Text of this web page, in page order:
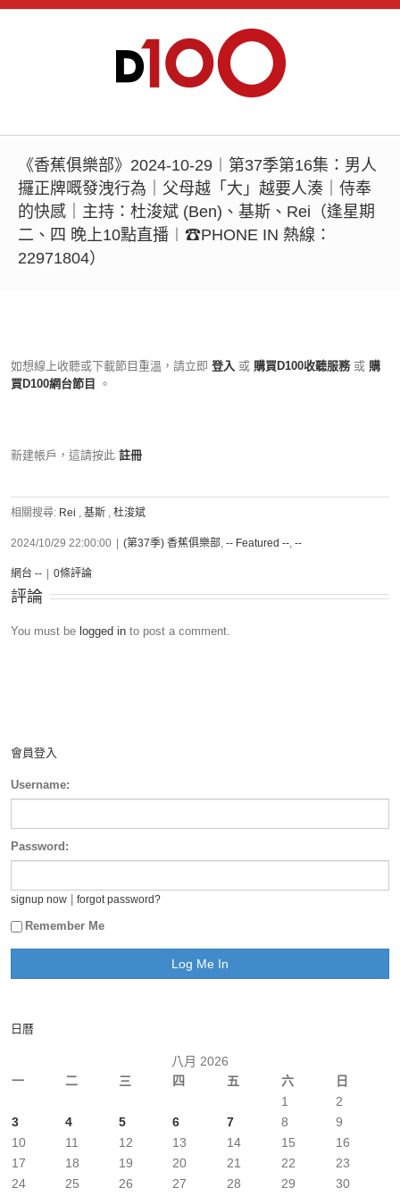
《香蕉俱樂部》2024-10-29︱第37季第16集：男人
攞正牌嘅發洩行為｜父母越「大」越要人湊｜侍奉
的快感｜主持：杜浚斌 (Ben)、基斯、Rei（逢星期
二、四 晚上10點直播︱☎PHONE IN 熱線：
22971804）
如想線上收聽或下載節目重溫，請立即 登入 或 購買D100收聽服務 或 購
買D100網台節目
。
新建帳戶，這請按此 註冊
相關搜尋: Rei , 基斯 , 杜浚斌
2024/10/29 22:00:00 (第37季) 香蕉俱樂部, -- Featured --, --
網台 -- 0條評論
評論
You must be logged in to post a comment.
會員登入
Username:
Password:
signup now forgot password?
Remember Me
日曆
八月 2026
一
二 三 四 五 六 日
1
2
3
4 5 6 7 8
9
10
11 12 13 14 15
16
17
18 19 20 21 22
23
24
25 26 27 28 29
30